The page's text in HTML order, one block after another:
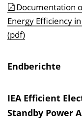
Documentation
Energy Efficiency
(pdf)
Endberichte
IEA Efficient
Standby Power